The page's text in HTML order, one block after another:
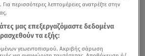
περισσότερες λεπτομέρειες ανατρέξτε στην
μας επεξεργαζόμαστε δεδομένα
τα εξής:
γεωεντοπισμού. Ακριβής σάρωση